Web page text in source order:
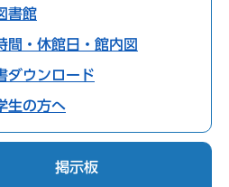
書館
間・休館日・館内図
ダウンロード
生の方へ
掲示板